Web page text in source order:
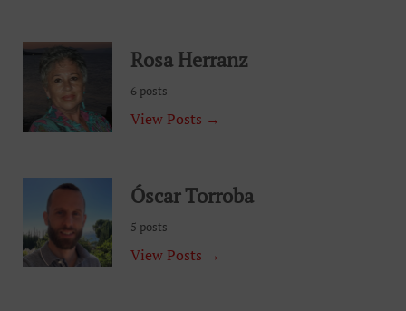
Rosa Herranz
6 posts
View Posts →
Óscar Torroba
5 posts
View Posts →